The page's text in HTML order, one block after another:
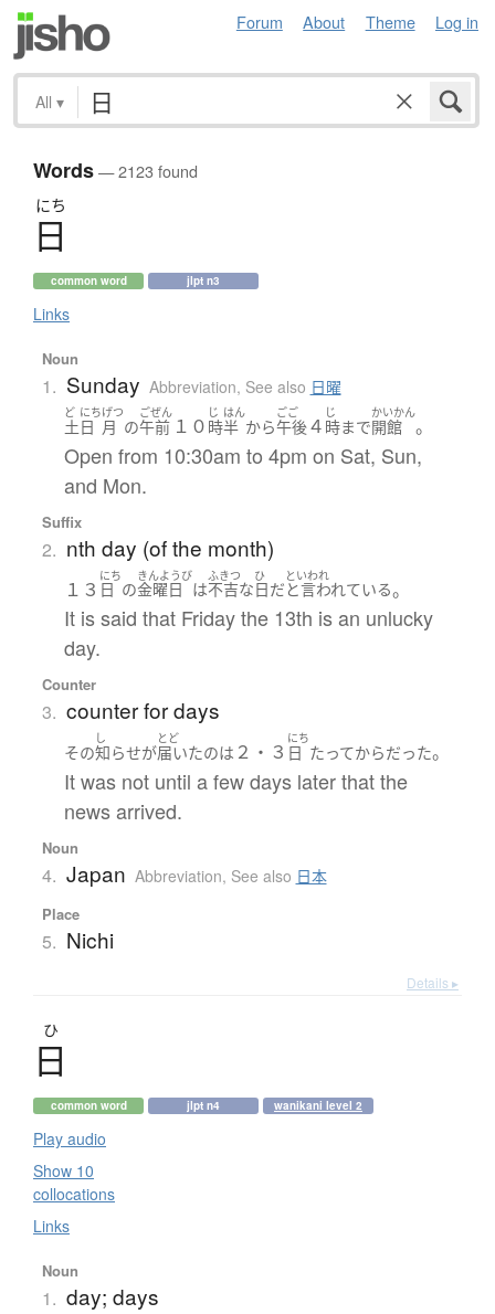
Forum About Theme Log in
All ▾
Words— 2123 found
にち
日
common word jlpt n3
Links
Noun
1. Sunday Abbreviation, See also 日曜
ど
土
にち
日
げつ
月 の
ごぜん
午前 １０
じ
時
はん
半 から
ごご
午後４
じ
時まで
かいかん
開館 。
Open from 10:30am to 4pm on Sat, Sun,
and Mon.
Suffix
2. nth day (of the month)
１３
にち
日 の
きんようび
金曜日 は
ふきつ
不吉な
ひ
日だ
といわれ
と言われている。
It is said that Friday the 13th is an unlucky
day.
Counter
3. counter for days
その
し
知らせが
とど
届いたのは ２・３
にち
日 たってからだった。
It was not until a few days later that the
news arrived.
Noun
4. Japan Abbreviation, See also 日本
Place
5. Nichi
Details ▸
ひ
日
common word jlpt n4 wanikani level 2
Play audio
Show 10
collocations
Links
Noun
1. day; days